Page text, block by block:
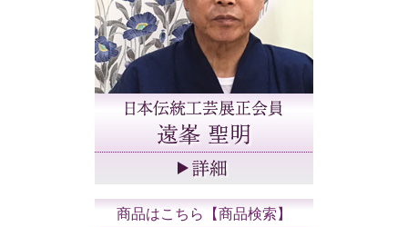
商品はこちら【商品検索】